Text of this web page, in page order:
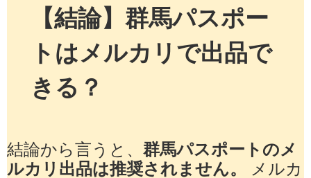
【結論】群馬パスポー
トはメルカリで出品で
きる？
結論から言うと、 群馬パスポートのメ
ルカリ出品は推奨されません。
メルカ